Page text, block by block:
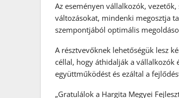
Az eseményen vállalkozók,
változásokat, mindenki megosztja
szempontjából optimális
A résztvevőknek lehetőségük lesz
céllal, hogy áthidalják a vállalkozók
együttműködést és ezáltal a
„Gratulálok a Hargita Megyei